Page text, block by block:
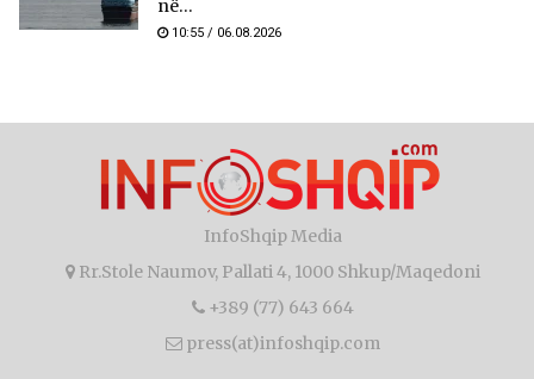
në...
10:55 / 06.08.2026
InfoShqip Media
Rr.Stole Naumov, Pallati 4, 1000 Shkup/Maqedoni
+389 (77) 643 664
press(at)infoshqip.com